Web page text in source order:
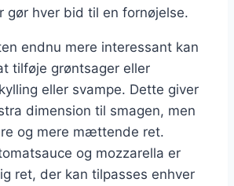
gør hver bid til en fornøjelse.
endnu mere interessant kan
tilføje grøntsager eller
eller svampe. Dette giver
dimension til smagen, men
og mere mættende ret.
og mozzarella er
ret, der kan tilpasses enhver